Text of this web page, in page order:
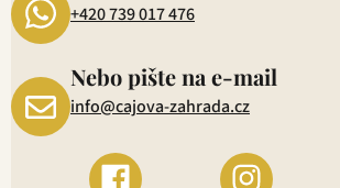
+420 739 017 476
Nebo pište na e-mail
info@cajova-zahrada.cz